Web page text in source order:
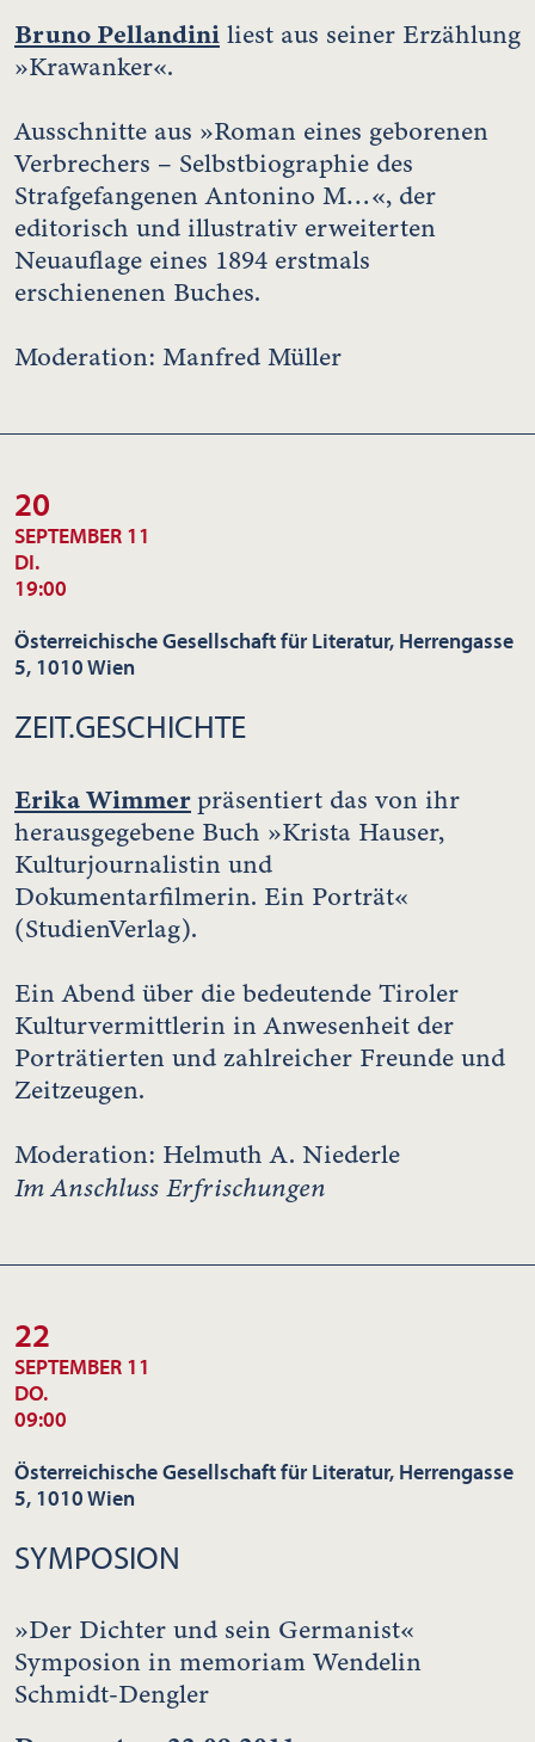
Bruno Pellandini liest aus seiner Erzählung
»Krawanker«.
Ausschnitte aus »Roman eines geborenen
Verbrechers – Selbstbiographie des
Strafgefangenen Antonino M…«, der
editorisch und illustrativ erweiterten
Neuauflage eines 1894 erstmals
erschienenen Buches.
Moderation: Manfred Müller
20
SEPTEMBER 11
DI.
19:00
Österreichische Gesellschaft für Literatur, Herrengasse
5, 1010 Wien
ZEIT.GESCHICHTE
Erika Wimmerpräsentiert das von ihr
herausgegebene Buch »Krista Hauser,
Kulturjournalistin und
Dokumentarfilmerin. Ein Porträt«
(StudienVerlag).
Ein Abend über die bedeutende Tiroler
Kulturvermittlerin in Anwesenheit der
Porträtierten und zahlreicher Freunde und
Zeitzeugen.
Moderation: Helmuth A. Niederle
Im Anschluss Erfrischungen
22
SEPTEMBER 11
DO.
09:00
Österreichische Gesellschaft für Literatur, Herrengasse
5, 1010 Wien
SYMPOSION
»Der Dichter und sein Germanist«
Symposion in memoriam Wendelin
Schmidt-Dengler